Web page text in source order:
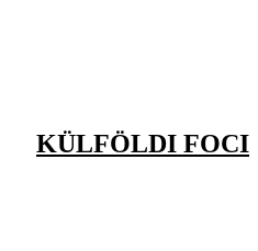
KÜLFÖLDI FOCI